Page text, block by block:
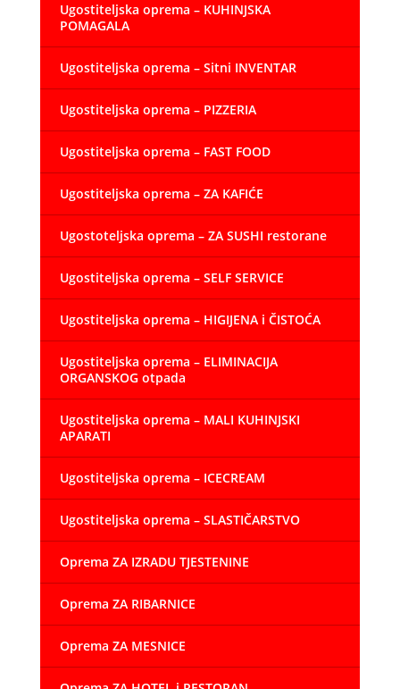
Ugostiteljska oprema – KUHINJSKA
POMAGALA
Ugostiteljska oprema – Sitni INVENTAR
Ugostiteljska oprema – PIZZERIA
Ugostiteljska oprema – FAST FOOD
Ugostiteljska oprema – ZA KAFIĆE
Ugostoteljska oprema – ZA SUSHI restorane
Ugostiteljska oprema – SELF SERVICE
Ugostiteljska oprema – HIGIJENA i ČISTOĆA
Ugostiteljska oprema – ELIMINACIJA
ORGANSKOG otpada
Ugostiteljska oprema – MALI KUHINJSKI
APARATI
Ugostiteljska oprema – ICECREAM
Ugostiteljska oprema – SLASTIČARSTVO
Oprema ZA IZRADU TJESTENINE
Oprema ZA RIBARNICE
Oprema ZA MESNICE